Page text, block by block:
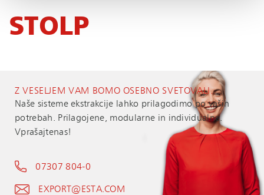
STOLP
Z VESELJEM VAM BOMO OSEBNO SVETOVALI.
Naše sisteme ekstrakcije lahko prilagodimo po vaših
potrebah. Prilagojene, modularne in individualne.
Vprašajtenas!
07307 804-0
EXPORT@ESTA.COM